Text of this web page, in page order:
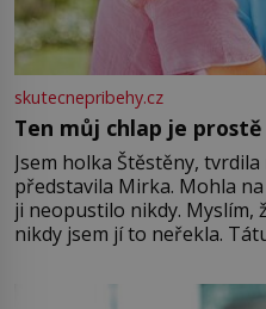
skutecnepribehy.cz
Ten můj chlap je
Jsem holka Štěstěny,
představila Mirka. Mohla
ji neopustilo nikdy. Myslím,
nikdy jsem jí to neřekla.
Jsme spolu moc rádi